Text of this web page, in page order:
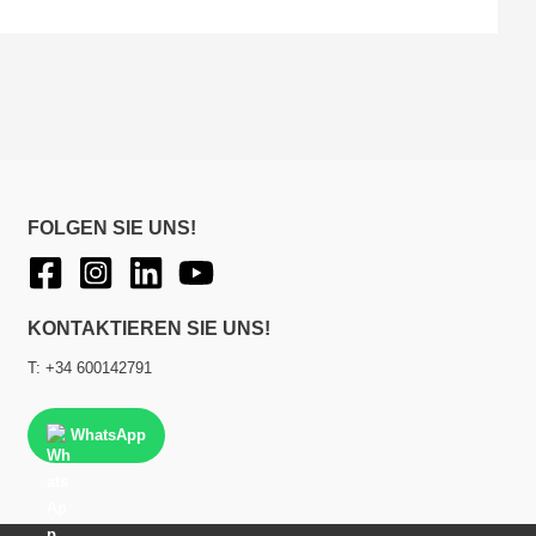
FOLGEN SIE UNS!
KONTAKTIEREN SIE UNS!
T: +34 600142791
WhatsApp